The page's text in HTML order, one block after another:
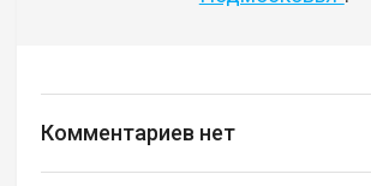
Комментариев нет